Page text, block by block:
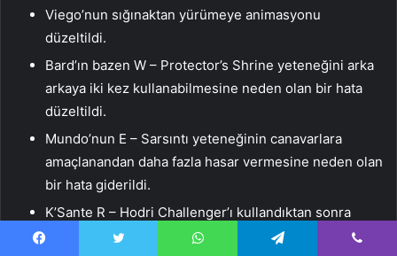
Viego’nun sığınaktan yürümeye animasyonu
düzeltildi.
Bard’ın bazen W – Protector’s Shrine yeteneğini arka
arkaya iki kez kullanabilmesine neden olan bir hata
düzeltildi.
Mundo’nun E – Sarsıntı yeteneğinin canavarlara
amaçlanandan daha fazla hasar vermesine neden olan
bir hata giderildi.
K’Sante R – Hodri Challenger’ı kullandıktan sonra
kameranın ARAM’da bazen yüksekte asılı kalması